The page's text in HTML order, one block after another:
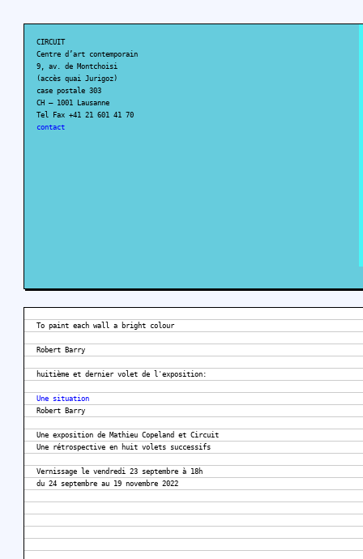
CIRCUIT
Centre d’art contemporain
9, av. de Montchoisi
(accès quai Jurigoz)
case postale 303
CH – 1001 Lausanne
Tel Fax +41 21 601 41 70
contact
To paint each wall a bright colour
Robert Barry
huitième et dernier volet de l'exposition:
Une situation
Robert Barry
Une exposition de Mathieu Copeland et Circuit
Une rétrospective en huit volets successifs
Vernissage le vendredi 23 septembre à 18h
du 24 septembre au 19 novembre 2022